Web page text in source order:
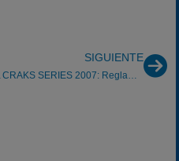
SIGUIENTE